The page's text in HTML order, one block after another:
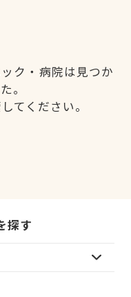
ク・病院は見つか
。
てください。
探す